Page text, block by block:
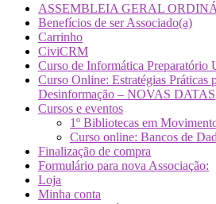
ASSEMBLEIA GERAL
Benefícios de ser Associado(a)
Carrinho
CiviCRM
Curso de Informática Preparatório
Curso Online: Estratégias Práticas
Desinformação – NOVAS DATAS
Cursos e eventos
1º Bibliotecas em
Curso online: Bancos de
Finalização de compra
Formulário para nova Associação:
Loja
Minha conta